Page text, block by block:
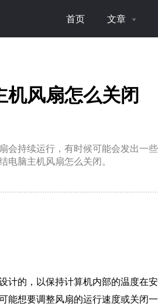
首页 文章
机风扇怎么关闭
会持续运行，有时候可能会发出一
电脑主机风扇怎么关闭。
计的，以保持计算机内部的温度在
能想要调整风扇的运行速度或关闭